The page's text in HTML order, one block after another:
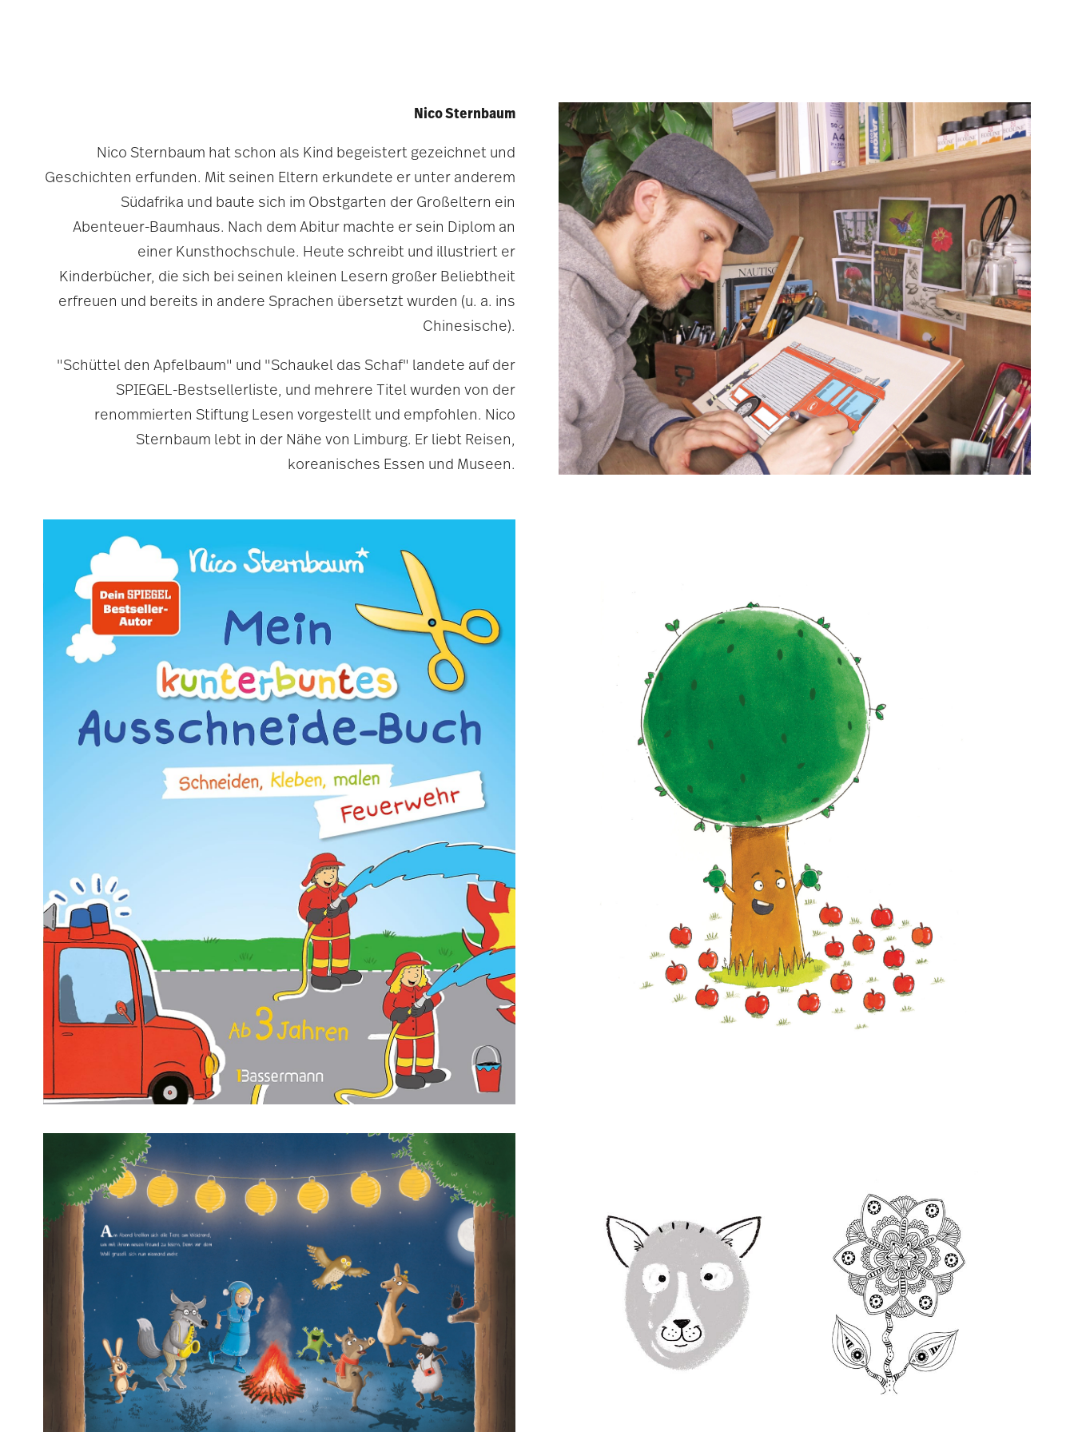
Nico Sternbaum
Nico Sternbaum hat schon als Kind begeistert gezeichnet und
Geschichten erfunden. Mit seinen Eltern erkundete er unter anderem
Südafrika und baute sich im Obstgarten der Großeltern ein
Abenteuer-Baumhaus. Nach dem Abitur machte er sein Diplom an
einer Kunsthochschule. Heute schreibt und illustriert er
Kinderbücher, die sich bei seinen kleinen Lesern großer Beliebtheit
erfreuen und bereits in andere Sprachen übersetzt wurden (u. a. ins
Chinesische).
"Schüttel den Apfelbaum" und "Schaukel das Schaf" landete auf der
SPIEGEL-Bestsellerliste, und mehrere Titel wurden von der
renommierten Stiftung Lesen vorgestellt und empfohlen. Nico
Sternbaum lebt in der Nähe von Limburg. Er liebt Reisen,
koreanisches Essen und Museen.